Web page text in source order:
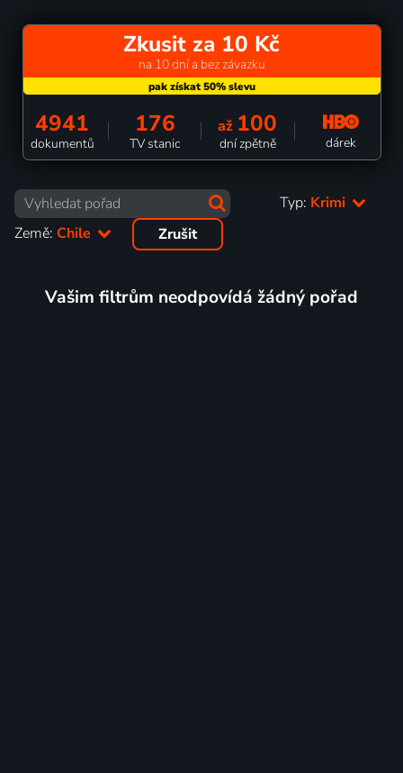
Zkusit za 10 Kč
na 10 dní a bez závazku
4941
dokumentů
176
TV stanic
až 100
dní zpětně dárek
Typ: Krimi
Země: Chile Zrušit
Vašim filtrům neodpovídá žádný pořad